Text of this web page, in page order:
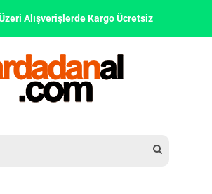
Alışverişlerde Kargo Ücretsiz